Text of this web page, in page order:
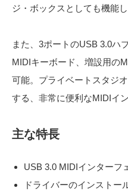
ジ・ボックスとしても機能し
また、3ポートのUSB 3.0ハ
MIDIキーボード、増設用の
可能。プライベートスタジ
する、非常に便利なMIDIイ
主な特長
USB 3.0 MIDIインターフ
ドライバーのインストー